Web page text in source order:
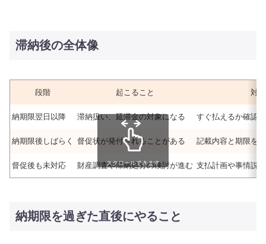
滞納後の全体像
段階 起こること 対
納期限翌日以降 滞納扱い、延滞金の対象になる すぐ払えるか確認
納期限後しばらく 督促状が発付されることがある 記載内容と期限を
督促後も未対応 財産調査や滞納処分の検討が進む 支払計画や事情説
スクロールできます
納期限を過ぎた直後にやること